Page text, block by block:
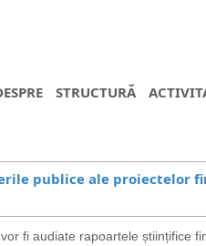
STRUCTURĂ
publice ale proiectelor
fi audiate rapoartele științifice